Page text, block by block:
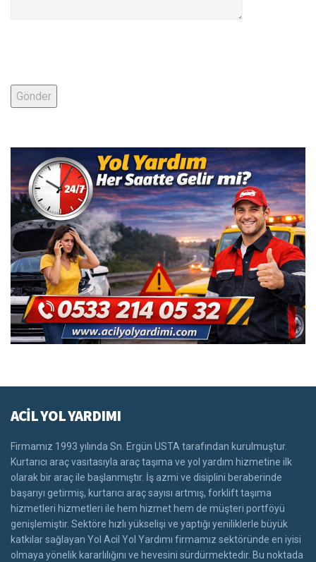
ACİL YOL YARDIMI
Firmamız 1993 yılında Sn. Ergün USTA tarafından kurulmuştur.
Kurtarıcı araç vasıtasıyla araç taşıma ve yol yardım hizmetine ilk
olarak bir araç ile başlanmıştır. İş azmi ve disiplini beraberinde
başarıyı getirmiş, kurtarıcı araç sayısı artmış, forklift taşıma
hizmetleri hizmetleri ile hem hizmet hem de müşteri portföyü
genişlemiştir. Sektöre hızlı yükselişi ve yaptığı yeniliklerle büyük
katkılar sağlayan Yol Acil Yol Yardımı firmamız sektöründe en iyisi
olmaya yönelik kararlılığını ve hevesini sürdürmektedir. Bu noktada